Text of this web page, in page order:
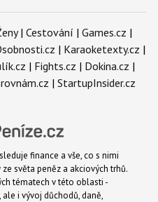
| Cestování | Games.cz |
| Karaoketexty.cz |
| Fights.cz | Dokina.cz |
| StartupInsider.cz
finance a vše, co s nimi
světa peněz a akciových trhů.
tématech v této oblasti -
i vývoj důchodů, daně,